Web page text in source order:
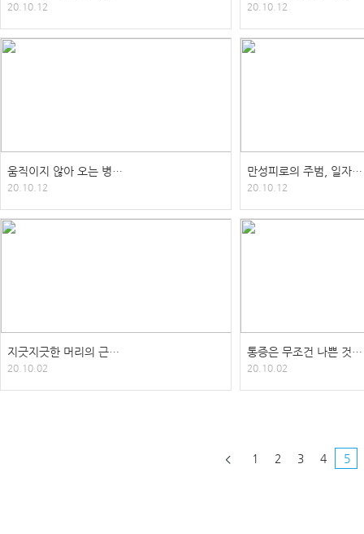
20.10.12 20.10.12
움직이지 않아 오는 병…
20.10.12
만성피로의 주범, 일자…
20.10.12
지긋지긋한 머리의 근…
20.10.02
통증은 무조건 나쁜 것…
20.10.02
1 2 3 4 5